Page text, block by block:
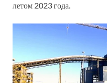
летом 2023 года.